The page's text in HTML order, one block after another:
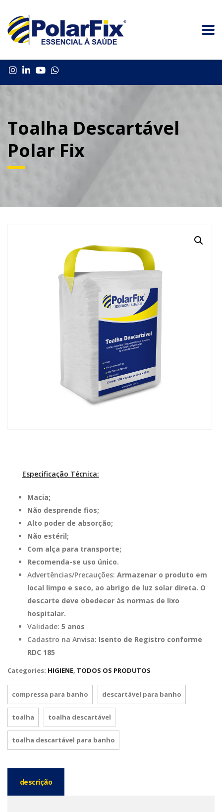
Toalha Descartável
Polar Fix
Especificação Técnica:
Macia;
Não desprende fios;
Alto poder de absorção;
Não estéril;
Com alça para transporte;
Recomenda-se uso único.
Advertências/Precauções: Armazenar o produto em
local limpo e seco, ao abrigo de luz solar direta. O
descarte deve obedecer às normas de lixo
hospitalar.
Validade: 5 anos
Cadastro na Anvisa: Isento de Registro conforme
RDC 185
Categories: HIGIENE, TODOS OS PRODUTOS
compressa para banho descartável para banho
toalha toalha descartável
toalha descartável para banho
descrição